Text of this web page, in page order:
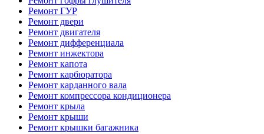
Ремонт ГУР
Ремонт двери
Ремонт двигателя
Ремонт дифференциала
Ремонт инжектора
Ремонт капота
Ремонт карбюратора
Ремонт карданного вала
Ремонт компрессора кондиционера
Ремонт крыла
Ремонт крыши
Ремонт крышки багажника